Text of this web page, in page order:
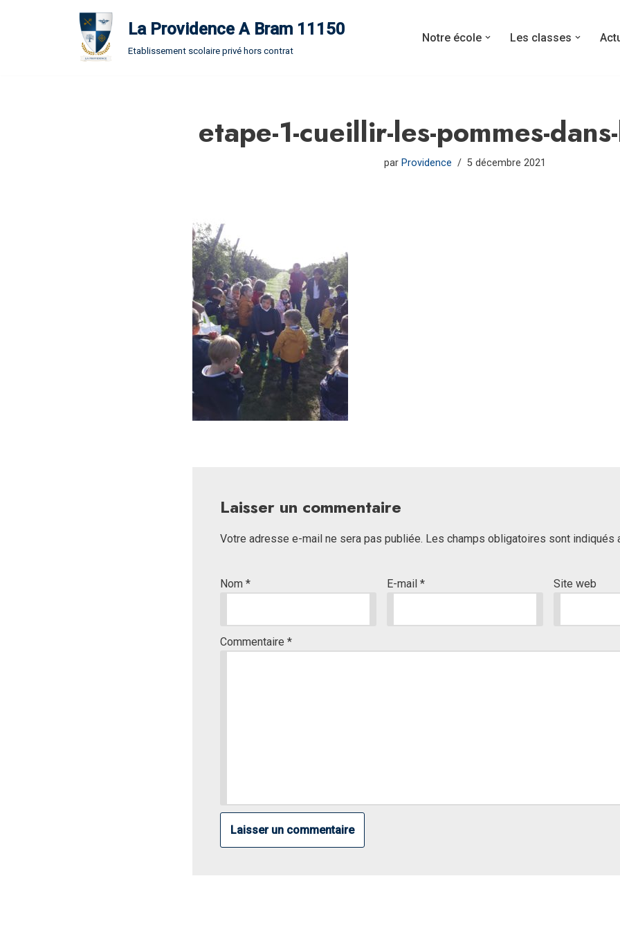
La Providence A Bram 11150
Etablissement scolaire privé hors contrat
Notre école Les classes
etape-1-cueillir-les-pommes-
par Providence 5 décembre 2021
Laisser un commentaire
Votre adresse e-mail ne sera pas publiée. Les champs obligatoires sont indiqués
Nom * E-mail * Site web
Commentaire *